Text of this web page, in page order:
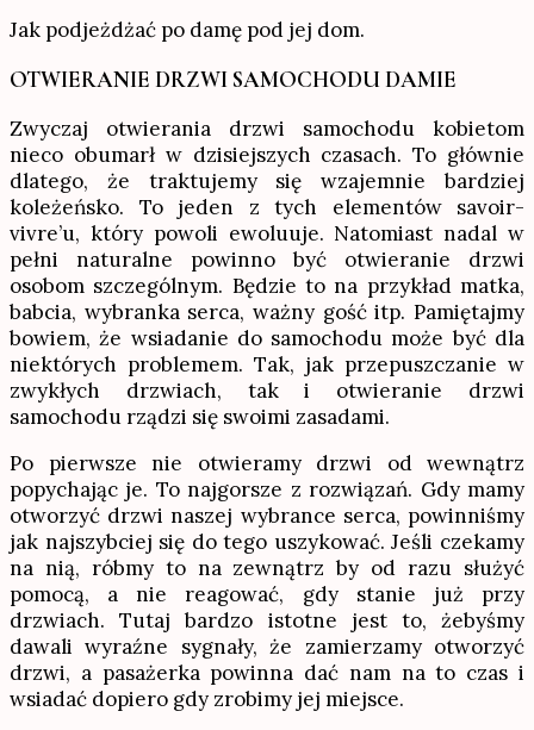
Jak podjeżdżać po damę pod jej dom.
OTWIERANIE DRZWI SAMOCHODU DAMIE
Zwyczaj otwierania drzwi samochodu kobietom
nieco obumarł w dzisiejszych czasach. To głównie
dlatego, że traktujemy się wzajemnie bardziej
koleżeńsko. To jeden z tych elementów savoir-
vivre’u, który powoli ewoluuje. Natomiast nadal w
pełni naturalne powinno być otwieranie drzwi
osobom szczególnym. Będzie to na przykład matka,
babcia, wybranka serca, ważny gość itp. Pamiętajmy
bowiem, że wsiadanie do samochodu może być dla
niektórych problemem. Tak, jak przepuszczanie w
zwykłych drzwiach, tak i otwieranie drzwi
samochodu rządzi się swoimi zasadami.
Po pierwsze nie otwieramy drzwi od wewnątrz
popychając je. To najgorsze z rozwiązań. Gdy mamy
otworzyć drzwi naszej wybrance serca, powinniśmy
jak najszybciej się do tego uszykować. Jeśli czekamy
na nią, róbmy to na zewnątrz by od razu służyć
pomocą, a nie reagować, gdy stanie już przy
drzwiach. Tutaj bardzo istotne jest to, żebyśmy
dawali wyraźne sygnały, że zamierzamy otworzyć
drzwi, a pasażerka powinna dać nam na to czas i
wsiadać dopiero gdy zrobimy jej miejsce.